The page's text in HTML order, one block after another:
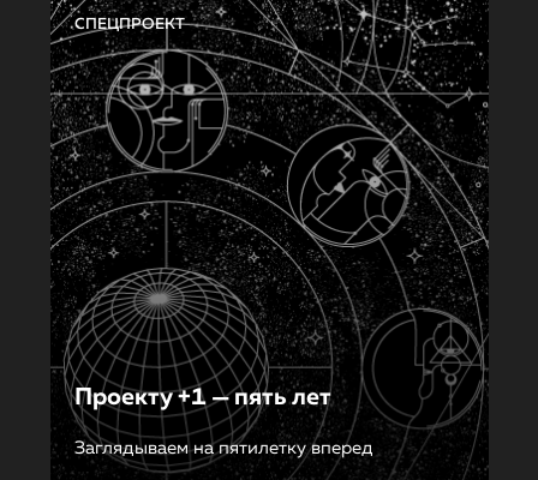
СПЕЦПРОЕКТ
Проекту +1 — пять лет
Заглядываем на пятилетку вперед